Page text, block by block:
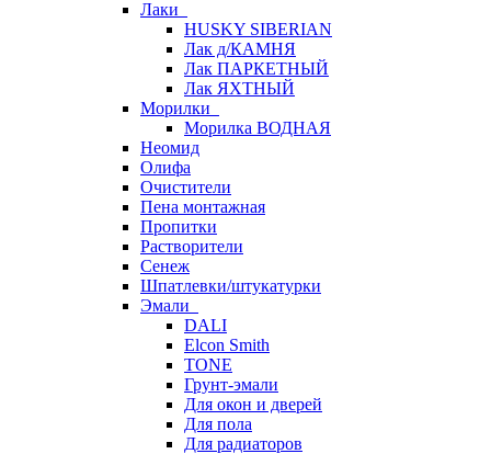
Лаки
HUSKY SIBERIAN
Лак д/КАМНЯ
Лак ПАРКЕТНЫЙ
Лак ЯХТНЫЙ
Морилки
Морилка ВОДНАЯ
Неомид
Олифа
Очистители
Пена монтажная
Пропитки
Растворители
Сенеж
Шпатлевки/штукатурки
Эмали
DALI
Elcon Smith
TONE
Грунт-эмали
Для окон и дверей
Для пола
Для радиаторов